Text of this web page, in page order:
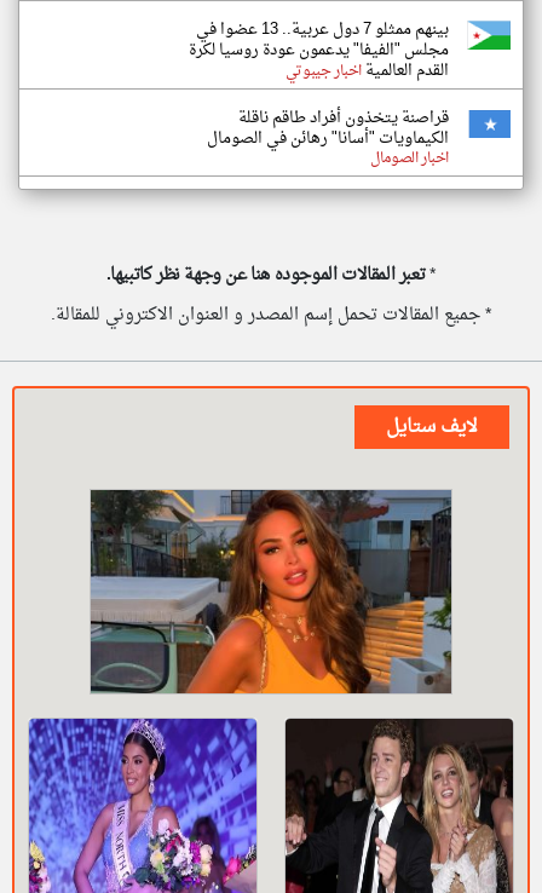
بينهم ممثلو 7 دول عربية.. 13 عضوا في
مجلس "الفيفا" يدعمون عودة روسيا لكرة
القدم العالميةاخبار جيبوتي
قراصنة يتخذون أفراد طاقم ناقلة
الكيماويات "أسانا" رهائن في الصومال
اخبار الصومال
*تعبر المقالات الموجوده هنا عن وجهة نظر كاتبيها.
* جميع المقالات تحمل إسم المصدر و العنوان الاكتروني للمقالة.
لايف ستايل